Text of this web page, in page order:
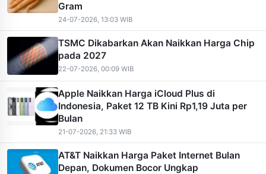
Gram
24-07-2026, 13:03 WIB
TSMC Dikabarkan Akan Naikkan Harga Chip
pada 2027
22-07-2026, 00:09 WIB
Apple Naikkan Harga iCloud Plus di
Indonesia, Paket 12 TB Kini Rp1,19 Juta per
Bulan
21-07-2026, 21:33 WIB
AT&T Naikkan Harga Paket Internet Bulan
Depan, Dokumen Bocor Ungkap